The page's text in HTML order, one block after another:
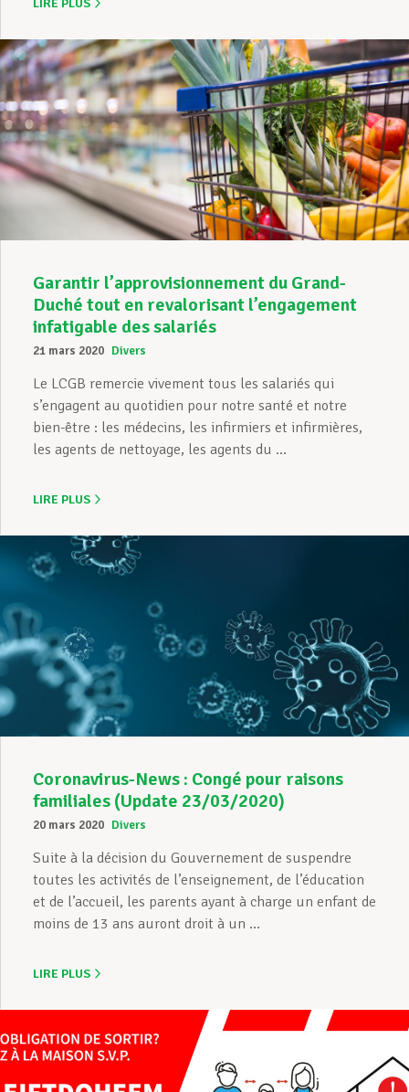
LIRE PLUS
Garantir l’approvisionnement du Grand-
Duché tout en revalorisant l’engagement
infatigable des salariés
21 mars 2020 Divers
Le LCGB remercie vivement tous les salariés qui
s’engagent au quotidien pour notre santé et notre
bien-être : les médecins, les infirmiers et infirmières,
les agents de nettoyage, les agents du ...
LIRE PLUS
Coronavirus-News : Congé pour raisons
familiales (Update 23/03/2020)
20 mars 2020 Divers
Suite à la décision du Gouvernement de suspendre
toutes les activités de l’enseignement, de l’éducation
et de l’accueil, les parents ayant à charge un enfant de
moins de 13 ans auront droit à un ...
LIRE PLUS